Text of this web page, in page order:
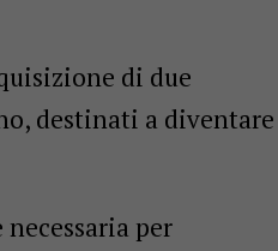
di due
destinati a diventare
per